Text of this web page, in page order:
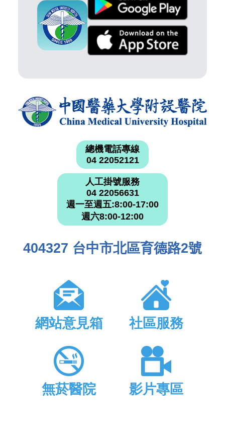
總機電話專線
04 22052121
人工掛號服務
04 22056631
週一至週五:8:00-17:00
週六8:00-12:00
404327 台中市北區育德路2號
網站意見箱 社區服務
無菸醫院 影片專區